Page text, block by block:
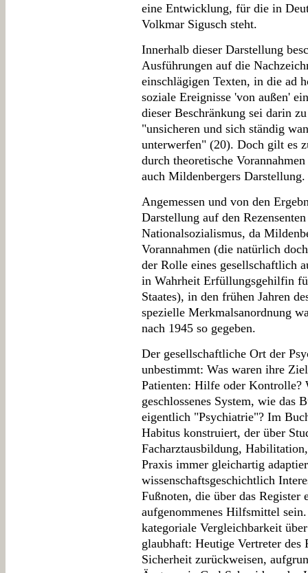
eine Entwicklung, für die in
Volkmar Sigusch steht.
Innerhalb dieser Darstellung
Ausführungen auf die
einschlägigen Texten, in die ad
soziale Ereignisse 'von außen'
dieser Beschränkung sei darin
"unsicheren und sich ständig
unterwerfen" (20). Doch gilt es
durch theoretische
auch Mildenbergers Darstellung.
Angemessen und von den
Darstellung auf den
Nationalsozialismus, da
Vorannahmen (die natürlich
der Rolle eines gesellschaftlich
in Wahrheit Erfüllungsgehilfin
Staates), in den frühen Jahren
spezielle Merkmalsanordnung
nach 1945 so gegeben.
Der gesellschaftliche Ort der
unbestimmt: Was waren ihre
Patienten: Hilfe oder Kontrolle?
geschlossenes System, wie das
eigentlich "Psychiatrie"? Im
Habitus konstruiert, der über
Facharztausbildung,
Praxis immer gleichartig
wissenschaftsgeschichtlich
Fußnoten, die über das Register
aufgenommenes Hilfsmittel
kategoriale Vergleichbarkeit
glaubhaft: Heutige Vertreter
Sicherheit zurückweisen,